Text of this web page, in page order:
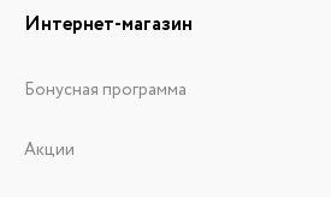
Интернет-магазин
Бонусная программа
Акции